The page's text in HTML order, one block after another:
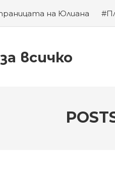
на Юлиана
#За гроба на Левски
всичко